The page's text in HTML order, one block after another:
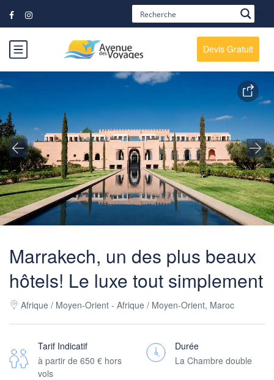
?>
Devis Gratuit
Marrakech, un des plus beaux
hôtels! Le luxe tout simplement
Afrique / Moyen-Orient - Afrique / Moyen-Orient, Maroc
Tarif Indicatif
à partir de 650 € hors
vols
Durée
La Chambre double